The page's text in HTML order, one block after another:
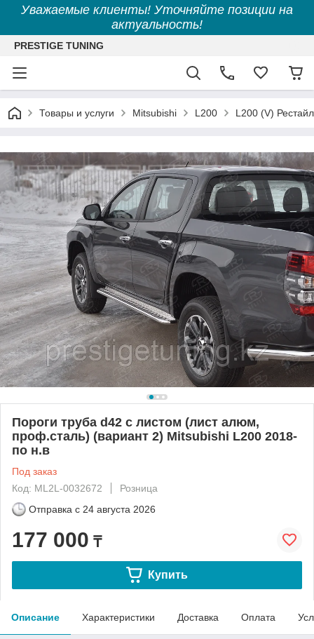
Уважаемые клиенты! Уточняйте позиции на
актуальность!
PRESTIGE TUNING
Товары и услуги Mitsubishi L200 L200 (V)
Пороги труба d42 с листом (лист алюм,
проф.сталь) (вариант 2) Mitsubishi L200 2018-
по н.в
Под заказ
Код: ML2L-0032672
Розница
Отправка с 24 августа 2026
177 000 ₸
Купить
Описание Характеристики Доставка Оплата